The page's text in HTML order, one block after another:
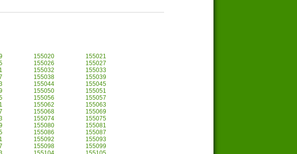
155020
155021
155026
155027
155032
155033
155038
155039
155044
155045
155050
155051
155056
155057
155062
155063
155068
155069
155074
155075
155080
155081
155086
155087
155092
155093
155098
155099